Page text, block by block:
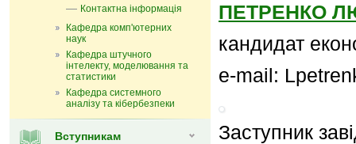
Контактна інформація
Кафедра комп'ютерних
наук
Кафедра штучного
інтелекту, моделювання та
статистики
Кафедра системного
аналізу та кібербезпеки
Вступникам
ПЕТРЕНКО
кандидат
e-mail:
Заступник